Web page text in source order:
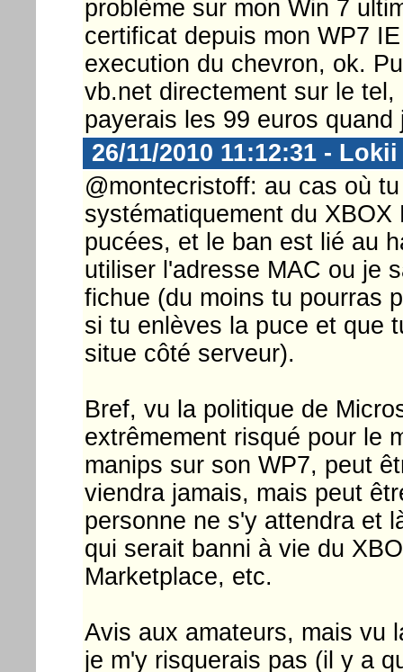
problème sur mon Win 7
certificat depuis mon WP7
execution du chevron, ok.
vb.net directement sur le
payerais les 99 euros
26/11/2010 11:12:31 - Lokii
@montecristoff: au cas où
systématiquement du
pucées, et le ban est lié au
utiliser l'adresse MAC ou je
fichue (du moins tu pourras
si tu enlèves la puce et que
situe côté serveur).
Bref, vu la politique de
extrêmement risqué pour le
manips sur son WP7, peut
viendra jamais, mais peut
personne ne s'y attendra et
qui serait banni à vie du
Marketplace, etc.
Avis aux amateurs, mais vu
je m'y risquerais pas (il y a